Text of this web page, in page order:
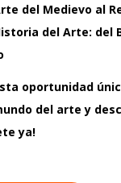
del Medievo al
del Arte: del
oportunidad
del arte y
ya!